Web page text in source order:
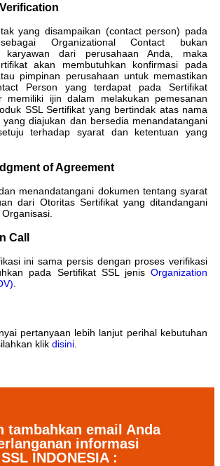
yang disampaikan (contact person) pada
Organizational Contact bukan
karyawan dari perusahaan Anda, maka
akan membutuhkan konfirmasi pada
pimpinan perusahaan untuk memastikan
Person yang terdapat pada Sertifikat
memiliki ijin dalam melakukan pemesanan
SSL Sertifikat yang bertindak atas nama
yang diajukan dan bersedia menandatangani
terhadap syarat dan ketentuan yang
of Agreement
menandatangani dokumen tentang syarat
dari Otoritas Sertifikat yang ditandangani
Call
ini sama persis dengan proses verifikasi
pada Sertifikat SSL jenis Organization
pertanyaan lebih lanjut perihal kebutuhan
klik disini
tambahkan email Anda
informasi
INDONESIA :